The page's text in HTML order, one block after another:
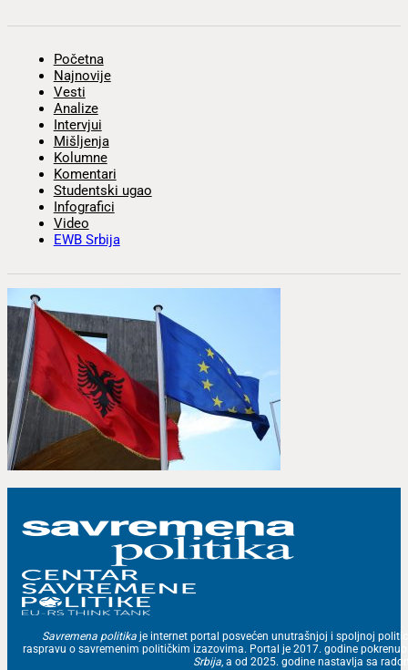
Početna
Najnovije
Vesti
Analize
Intervjui
Mišljenja
Kolumne
Komentari
Studentski ugao
Infografici
Video
EWB Srbija
Savremena politika je internet portal posvećen unutrašnjoj i spoljnoj
raspravu o savremenim političkim izazovima. Portal je 2017. godine
Srbija, a od 2025. godine nastavlja sa